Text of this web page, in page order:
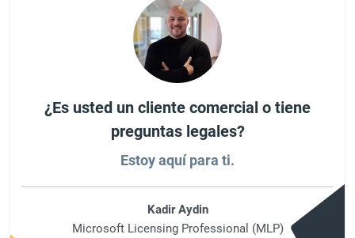
¿Es usted un cliente comercial o tiene
preguntas legales?
Estoy aquí para ti.
Kadir Aydin
Microsoft Licensing Professional (MLP)